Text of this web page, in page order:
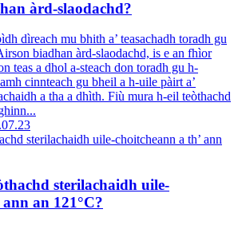
àrd-slaodachd?
dìreach mu bhith a’ teasachadh toradh gu
biadhan àrd-slaodachd, is e an fhìor
teas a dhol a-steach don toradh gu h-
cinnteach gu bheil a h-uile pàirt a’
a tha a dhìth. Fiù mura h-eil teòthachd
sterilachaidh uile-
an 121°C?